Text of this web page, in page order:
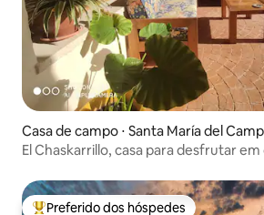
Casa de campo ⋅ Santa María del
El Chaskarrillo, casa para desfrutar
Preferido dos hóspedes